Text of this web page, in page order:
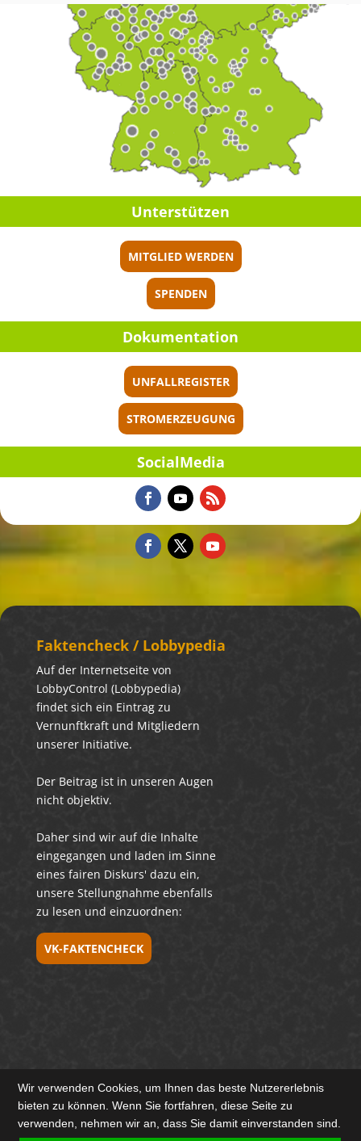
Unter­stüt­zen
MITGLIED WERDEN
SPENDEN
Dokumen­ta­tion
UNFALLREGISTER
STROMERZEUGUNG
Social­Me­dia
Fakten­check / Lobbypedia
Auf der Internetseite von
LobbyControl (Lobbypedia)
findet sich ein Eintrag zu
Vernunftkraft und Mitgliedern
unserer Initiative.
Der Beitrag ist in unseren Augen
nicht objektiv.
Daher sind wir auf die Inhalte
eingegangen und laden im Sinne
eines fairen Diskurs' dazu ein,
unsere Stellungnahme ebenfalls
zu lesen und einzuordnen:
VK-FAKTENCHECK
Wir verwenden Cookies, um Ihnen das beste Nutzererlebnis
bieten zu können. Wenn Sie fortfahren, diese Seite zu
verwenden, nehmen wir an, dass Sie damit einverstanden sind.